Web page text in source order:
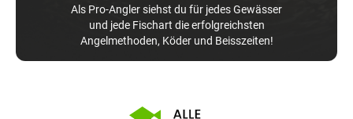
Als Pro-Angler siehst du für jedes Gewässer
und jede Fischart die erfolgreichsten
Angelmethoden, Köder und Beisszeiten!